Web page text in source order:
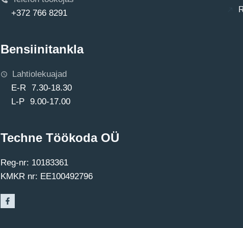
+372 766 8291
Bensiinitankla
Lahtiolekuajad
E-R 7.30-18.30
L-P 9.00-17.00
Techne Töökoda OÜ
Reg-nr: 10183361
KMKR nr: EE100492796